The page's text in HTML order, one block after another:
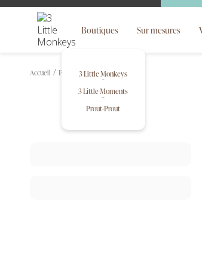
Boutiques
3 Little Monkeys
3 Little Moments
Prout-Prout
Sur mesures
Accueil Prout-Prout stickers